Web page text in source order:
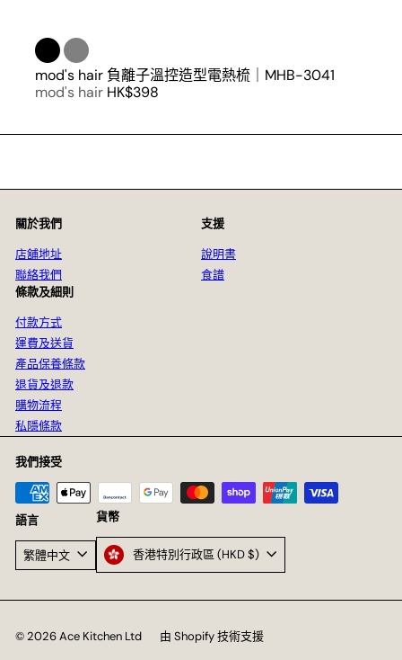
mod's hair 負離子溫控造型電熱梳｜MHB-3041
mod's hair HK$398
關於我們
店舖地址
聯絡我們
支援
說明書
食譜
條款及細則
付款方式
運費及送貨
產品保養條款
退貨及退款
購物流程
私隱條款
我們接受
語言
繁體中文
貨幣
香港特別行政區 (HKD $)
© 2026 Ace Kitchen Ltd 由 Shopify 技術支援